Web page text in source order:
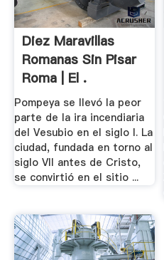
Diez Maravillas
Romanas Sin Pisar
Roma | El .
Pompeya se llevó la peor
parte de la ira incendiaria
del Vesubio en el siglo I. La
ciudad, fundada en torno al
siglo VII antes de Cristo,
se convirtió en el sitio ...